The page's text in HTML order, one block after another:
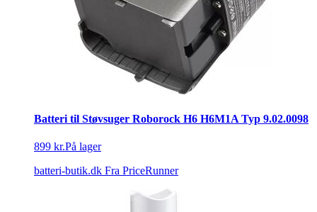
Batteri til Støvsuger Roborock H6 H6M1A Typ 9.02.0098
899 kr.På lager
batteri-butik.dk Fra PriceRunner